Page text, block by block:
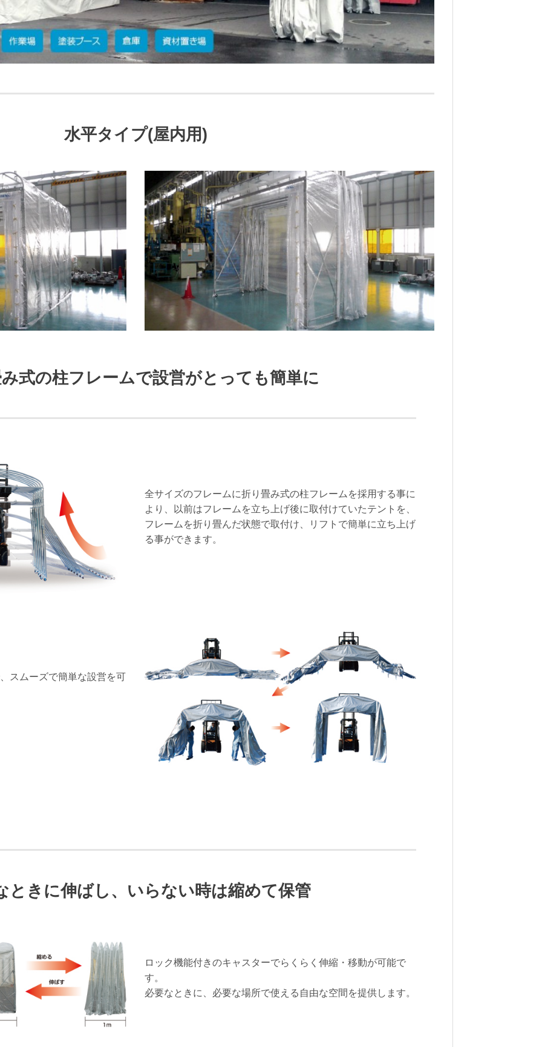
水平タイプ(屋内用)
式の柱フレームで設営がとっても簡単に
全サイズのフレームに折り畳み式の柱フレームを採用する事に
より、以前はフレームを立ち上げ後に取付けていたテントを、
フレームを折り畳んだ状態で取付け、リフトで簡単に立ち上げ
る事ができます。
スムーズで簡単な設営を可
ときに伸ばし、いらない時は縮めて保管
ロック機能付きのキャスターでらくらく伸縮・移動が可能で
す。
必要なときに、必要な場所で使える自由な空間を提供します。